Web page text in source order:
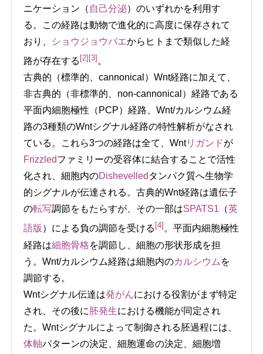
ニケーション（ 自己分泌）のいずれかを利用す
る。この経路は動物で進化的に高度に保存されて
おり、
ショウジョウバエからヒトまで類似した経
路が存在する [2] [3] 。
古典的（標準的、cannonical）Wnt経路に加えて、
非古典的（非標準的、non-cannonical）経路である
平面内細胞極性（PCP）経路、Wnt/カルシウム経
路の3種類のWntシグナル経路の特性解析がなされ
ている。これら3つの経路は全て、Wntリガンドが
Frizzledファミリーの受容体に結合することで活性
化され、細胞内のDishevelled タンパク質へ生物学
的シグナルが伝達される。古典的Wnt経路は遺伝子
の転写調節をもたらすが、その一部はSPATS1 （英
語版 ） による負の調節を受ける [4] 。平面内細胞極性
経路は細胞骨格を調節し、細胞の形状形成を担
う。Wnt/カルシウム経路は細胞内のカルシウム を
調節する。
Wntシグナル伝達は発がんにおける役割がまず特定
され、その後に 胚発生における機能が同定され
た。Wntシグナルによって制御される胚過程には、
体軸パターンの決定、細胞運命の決定、細胞増